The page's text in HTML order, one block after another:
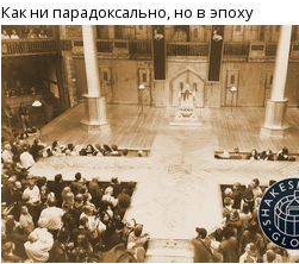
Как ни парадоксально, но в эпоху